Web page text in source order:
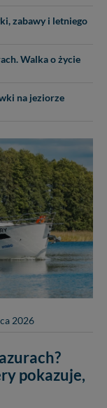
zabawy i letniego
Walka o życie
na jeziorze
2026
pokazuje,